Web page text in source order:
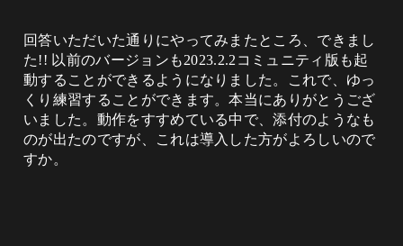
回答いただいた通りにやってみまたところ、できまし
た!! 以前のバージョンも2023.2.2コミュニティ版も起
動することができるようになりました。これで、ゆっ
くり練習することができます。本当にありがとうござ
いました。動作をすすめている中で、添付のようなも
のが出たのですが、これは導入した方がよろしいので
すか。